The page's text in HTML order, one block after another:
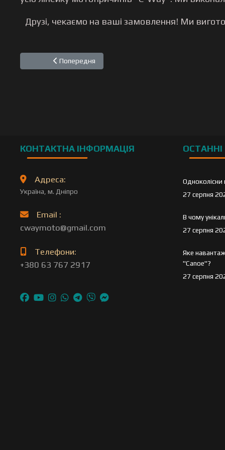
Друзі, чекаємо на ваші замовлення! Ми
Попередня стаття: "Comfort II" від "C-Way
Попередня
КОНТАКТНА ІНФОРМАЦІЯ
Адреса:
Україна, м. Дніпро
Email :
cwaymoto@gmail.com
Телефони:
+380 63 767 2917
ОСТАННІ
Одноколісни
27 серпня
В чому
27 серпня
Яке
"Canoe"?
27 серпня